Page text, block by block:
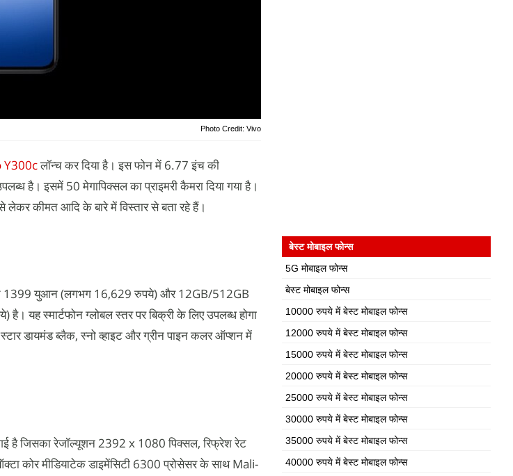
Photo Credit: Vivo
Y300cलॉन्च कर दिया है। इस फोन में 6.77 इंच की
है। इसमें 50 मेगापिक्सल का प्राइमरी कैमरा दिया गया है।
कीमत आदि के बारे में विस्तार से बता रहे हैं।
1399 युआन (लगभग 16,629 रुपये) और 12GB/512GB
यह स्मार्टफोन ग्लोबल स्तर पर बिक्री के लिए उपलब्ध होगा
डायमंड ब्लैक, स्नो व्हाइट और ग्रीन पाइन कलर ऑप्शन में
है जिसका रेजॉल्यूशन 2392 x 1080 पिक्सल, रिफ्रेश रेट
मीडियाटेक डाइमेंसिटी 6300 प्रोसेसर के साथ Mali-
बेस्ट मोबाइल फोन्स
5G मोबाइल फोन्स
बेस्ट मोबाइल फोन्स
10000 रुपये में बेस्ट मोबाइल फोन्स
12000 रुपये में बेस्ट मोबाइल फोन्स
15000 रुपये में बेस्ट मोबाइल फोन्स
20000 रुपये में बेस्ट मोबाइल फोन्स
25000 रुपये में बेस्ट मोबाइल फोन्स
30000 रुपये में बेस्ट मोबाइल फोन्स
35000 रुपये में बेस्ट मोबाइल फोन्स
40000 रुपये में बेस्ट मोबाइल फोन्स